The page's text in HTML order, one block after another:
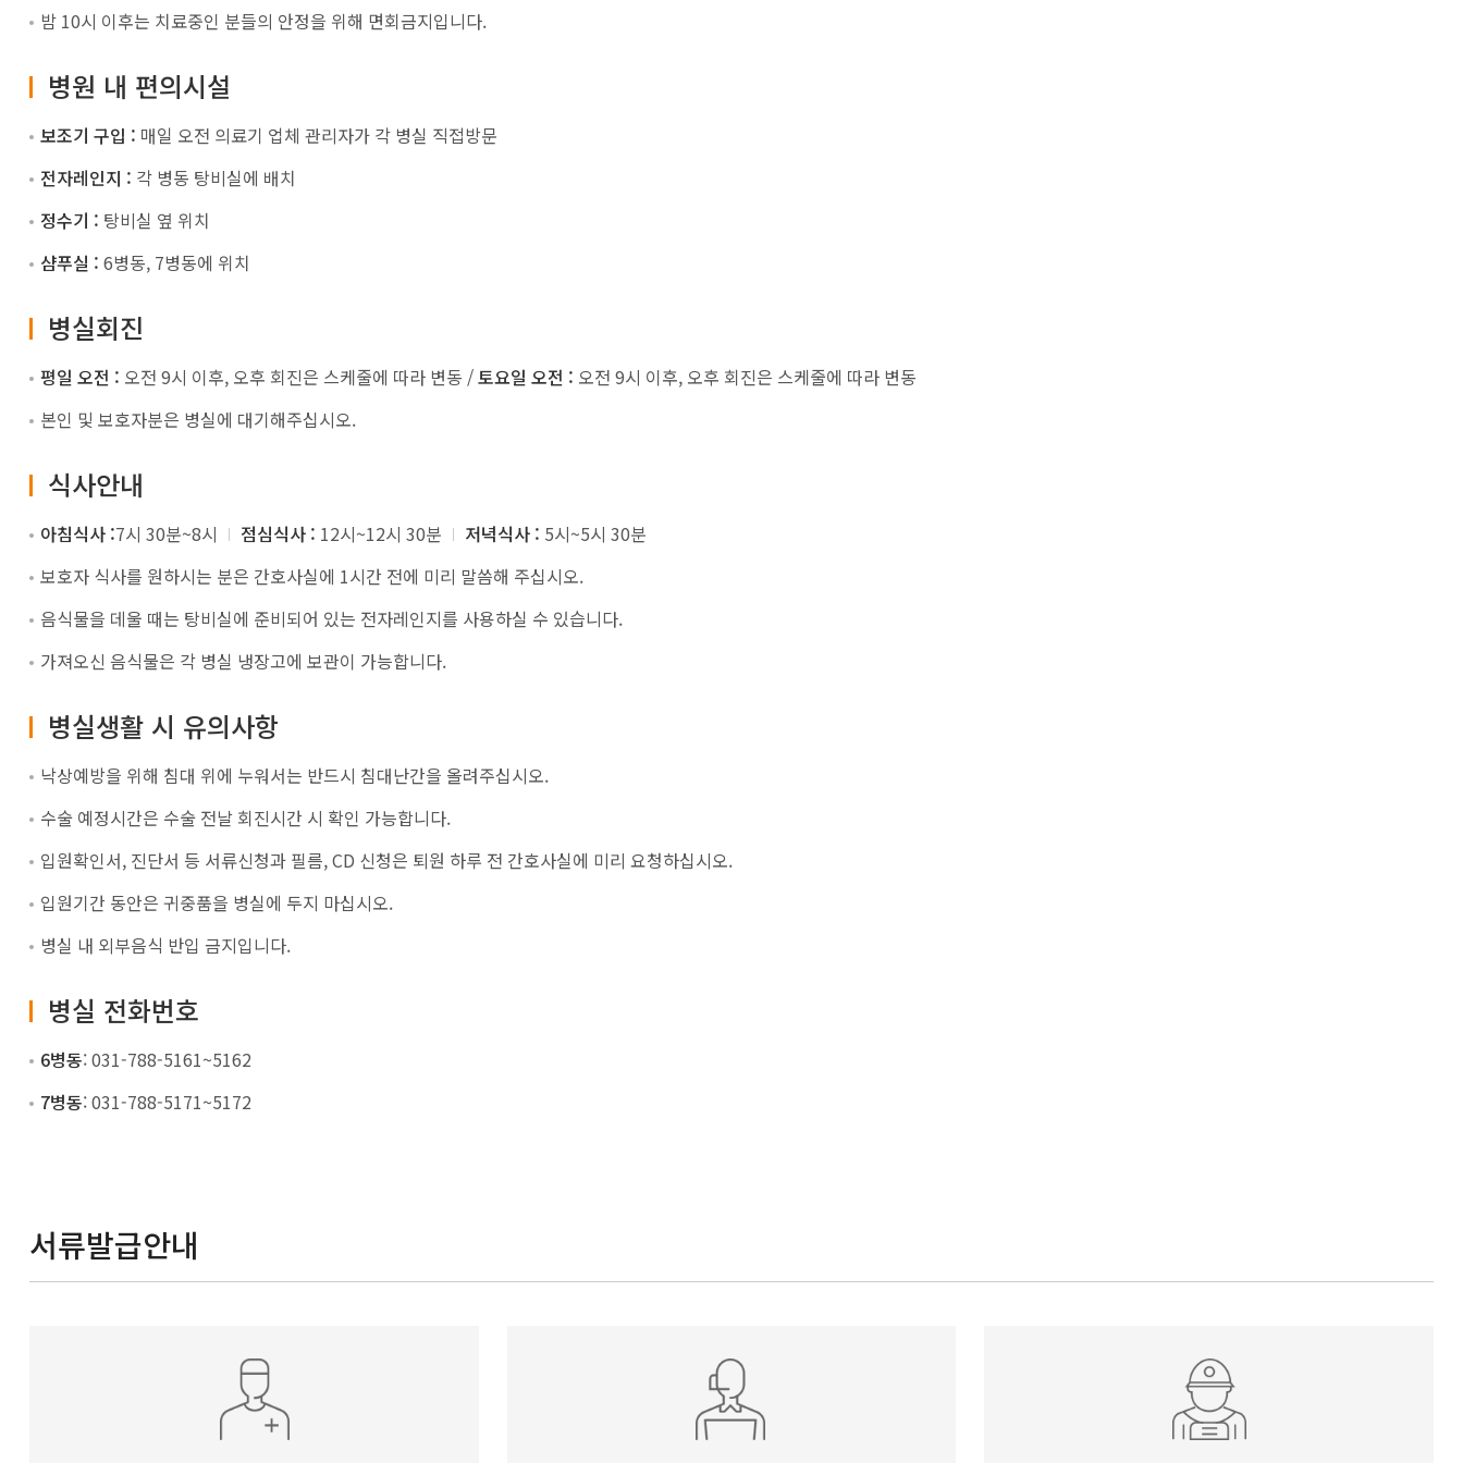
밤 10시 이후는 치료중인 분들의 안정을 위해 면회금지입니다.
병원 내 편의시설
보조기 구입 : 매일 오전 의료기 업체 관리자가 각 병실 직접방문
전자레인지 : 각 병동 탕비실에 배치
정수기 : 탕비실 옆 위치
샴푸실 : 6병동, 7병동에 위치
병실회진
평일 오전 : 오전 9시 이후, 오후 회진은 스케줄에 따라 변동 /토요일 오전 : 오전 9시 이후, 오후 회진은 스케줄에 따라 변동
본인 및 보호자분은 병실에 대기해주십시오.
식사안내
아침식사 :7시 30분~8시 점심식사 : 12시~12시 30분 저녁식사 : 5시~5시 30분
보호자 식사를 원하시는 분은 간호사실에 1시간 전에 미리 말씀해 주십시오.
음식물을 데울 때는 탕비실에 준비되어 있는 전자레인지를 사용하실 수 있습니다.
가져오신 음식물은 각 병실 냉장고에 보관이 가능합니다.
병실생활 시 유의사항
낙상예방을 위해 침대 위에 누워서는 반드시 침대난간을 올려주십시오.
수술 예정시간은 수술 전날 회진시간 시 확인 가능합니다.
입원확인서, 진단서 등 서류신청과 필름, CD 신청은 퇴원 하루 전 간호사실에 미리 요청하십시오.
입원기간 동안은 귀중품을 병실에 두지 마십시오.
병실 내 외부음식 반입 금지입니다.
병실 전화번호
6병동: 031-788-5161~5162
7병동: 031-788-5171~5172
서류발급안내